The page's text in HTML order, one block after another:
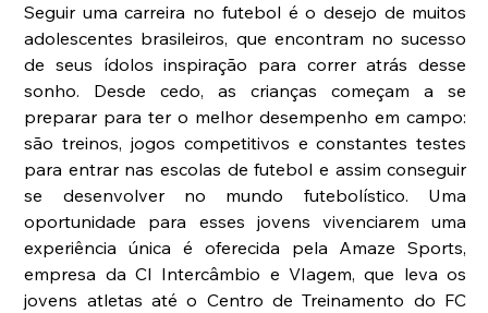
Seguir uma carreira no futebol é o desejo de muitos
adolescentes brasileiros, que encontram no sucesso
de seus ídolos inspiração para correr atrás desse
sonho. Desde cedo, as crianças começam a se
preparar para ter o melhor desempenho em campo:
são treinos, jogos competitivos e constantes testes
para entrar nas escolas de futebol e assim conseguir
se desenvolver no mundo futebolístico. Uma
oportunidade para esses jovens vivenciarem uma
experiência única é oferecida pela Amaze Sports,
empresa da CI Intercâmbio e VIagem, que leva os
jovens atletas até o Centro de Treinamento do FC